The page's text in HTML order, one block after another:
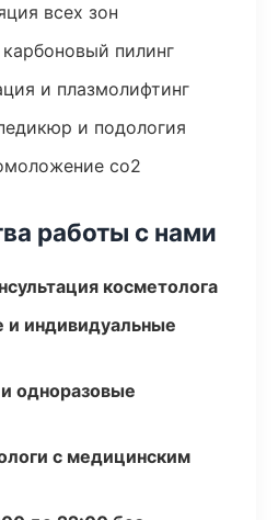
всех зон
пилинг
и плазмолифтинг
и подология
co2
работы с нами
косметолога
индивидуальные
одноразовые
с медицинским